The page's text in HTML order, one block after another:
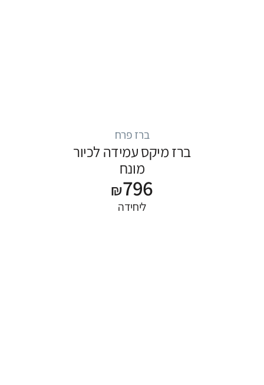
ברז פרח
ברז מיקס עמידה לכיור
מונח
₪796
ליחידה